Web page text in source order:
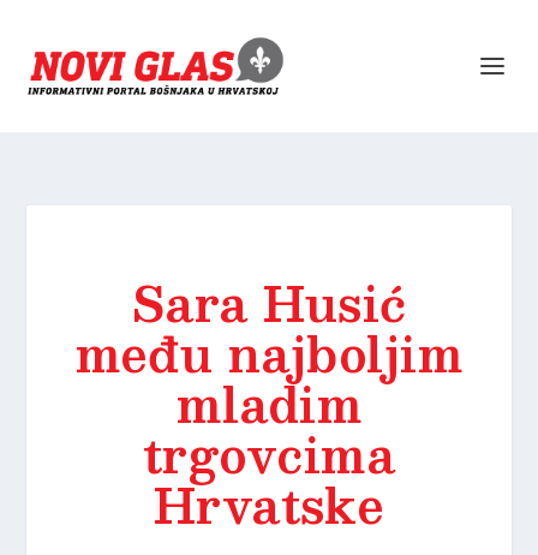
Sara Husić
među najboljim
mladim
trgovcima
Hrvatske